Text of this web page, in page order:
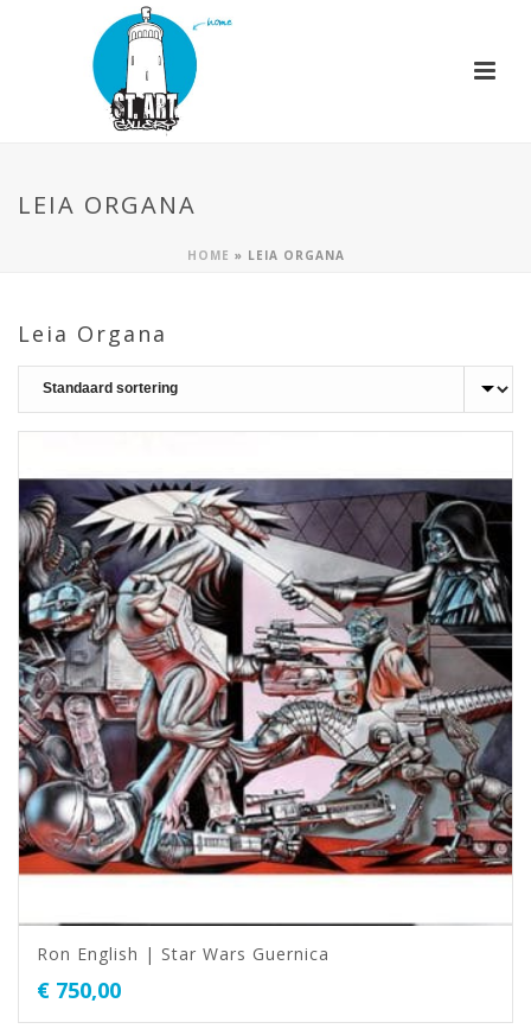
LEIA ORGANA
HOME » LEIA ORGANA
Leia Organa
Ron English | Star Wars Guernica
€ 750,00